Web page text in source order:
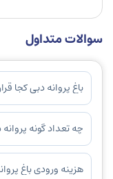
سوالات متداول
باغ پروانه دبی کجا
چه تعداد گونه
هزینه ورودی باغ